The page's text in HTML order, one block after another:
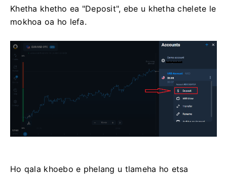
Khetha khetho ea "Deposit", ebe u khetha chelete le
mokhoa oa ho lefa.
Ho qala khoebo e phelang u tlameha ho etsa